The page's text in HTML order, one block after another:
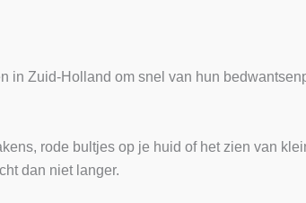
in Zuid-Holland om snel van hun
rode bultjes op je huid of het zien van
dan niet langer.